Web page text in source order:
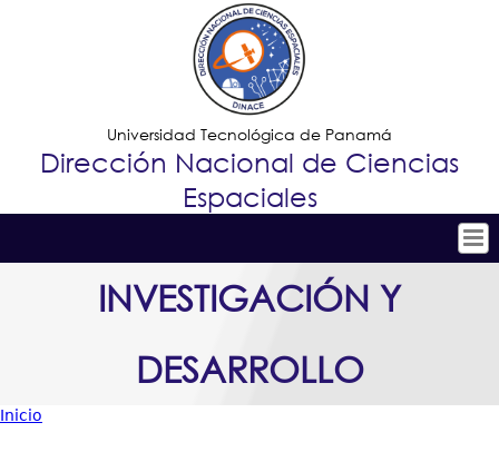
Jump to navigation
Universidad Tecnológica de Panamá
Dirección Nacional de Ciencias
Espaciales
Inicio
I+D+i
Observatorio Astronómico
INVESTIGACIÓN Y
DESARROLLO
Inicio